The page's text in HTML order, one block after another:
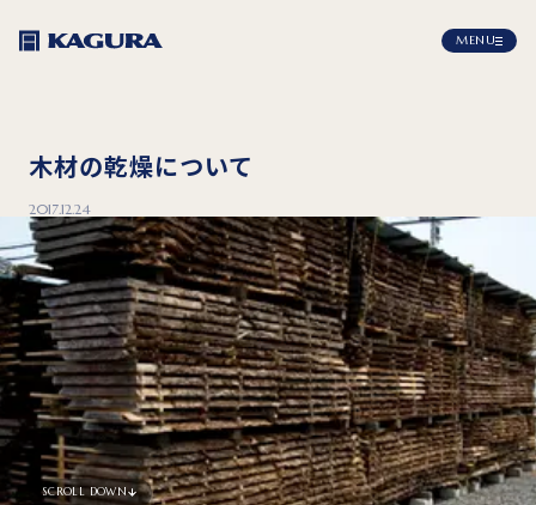
MENU
木材の乾燥について
2017.12.24
SCROLL DOWN